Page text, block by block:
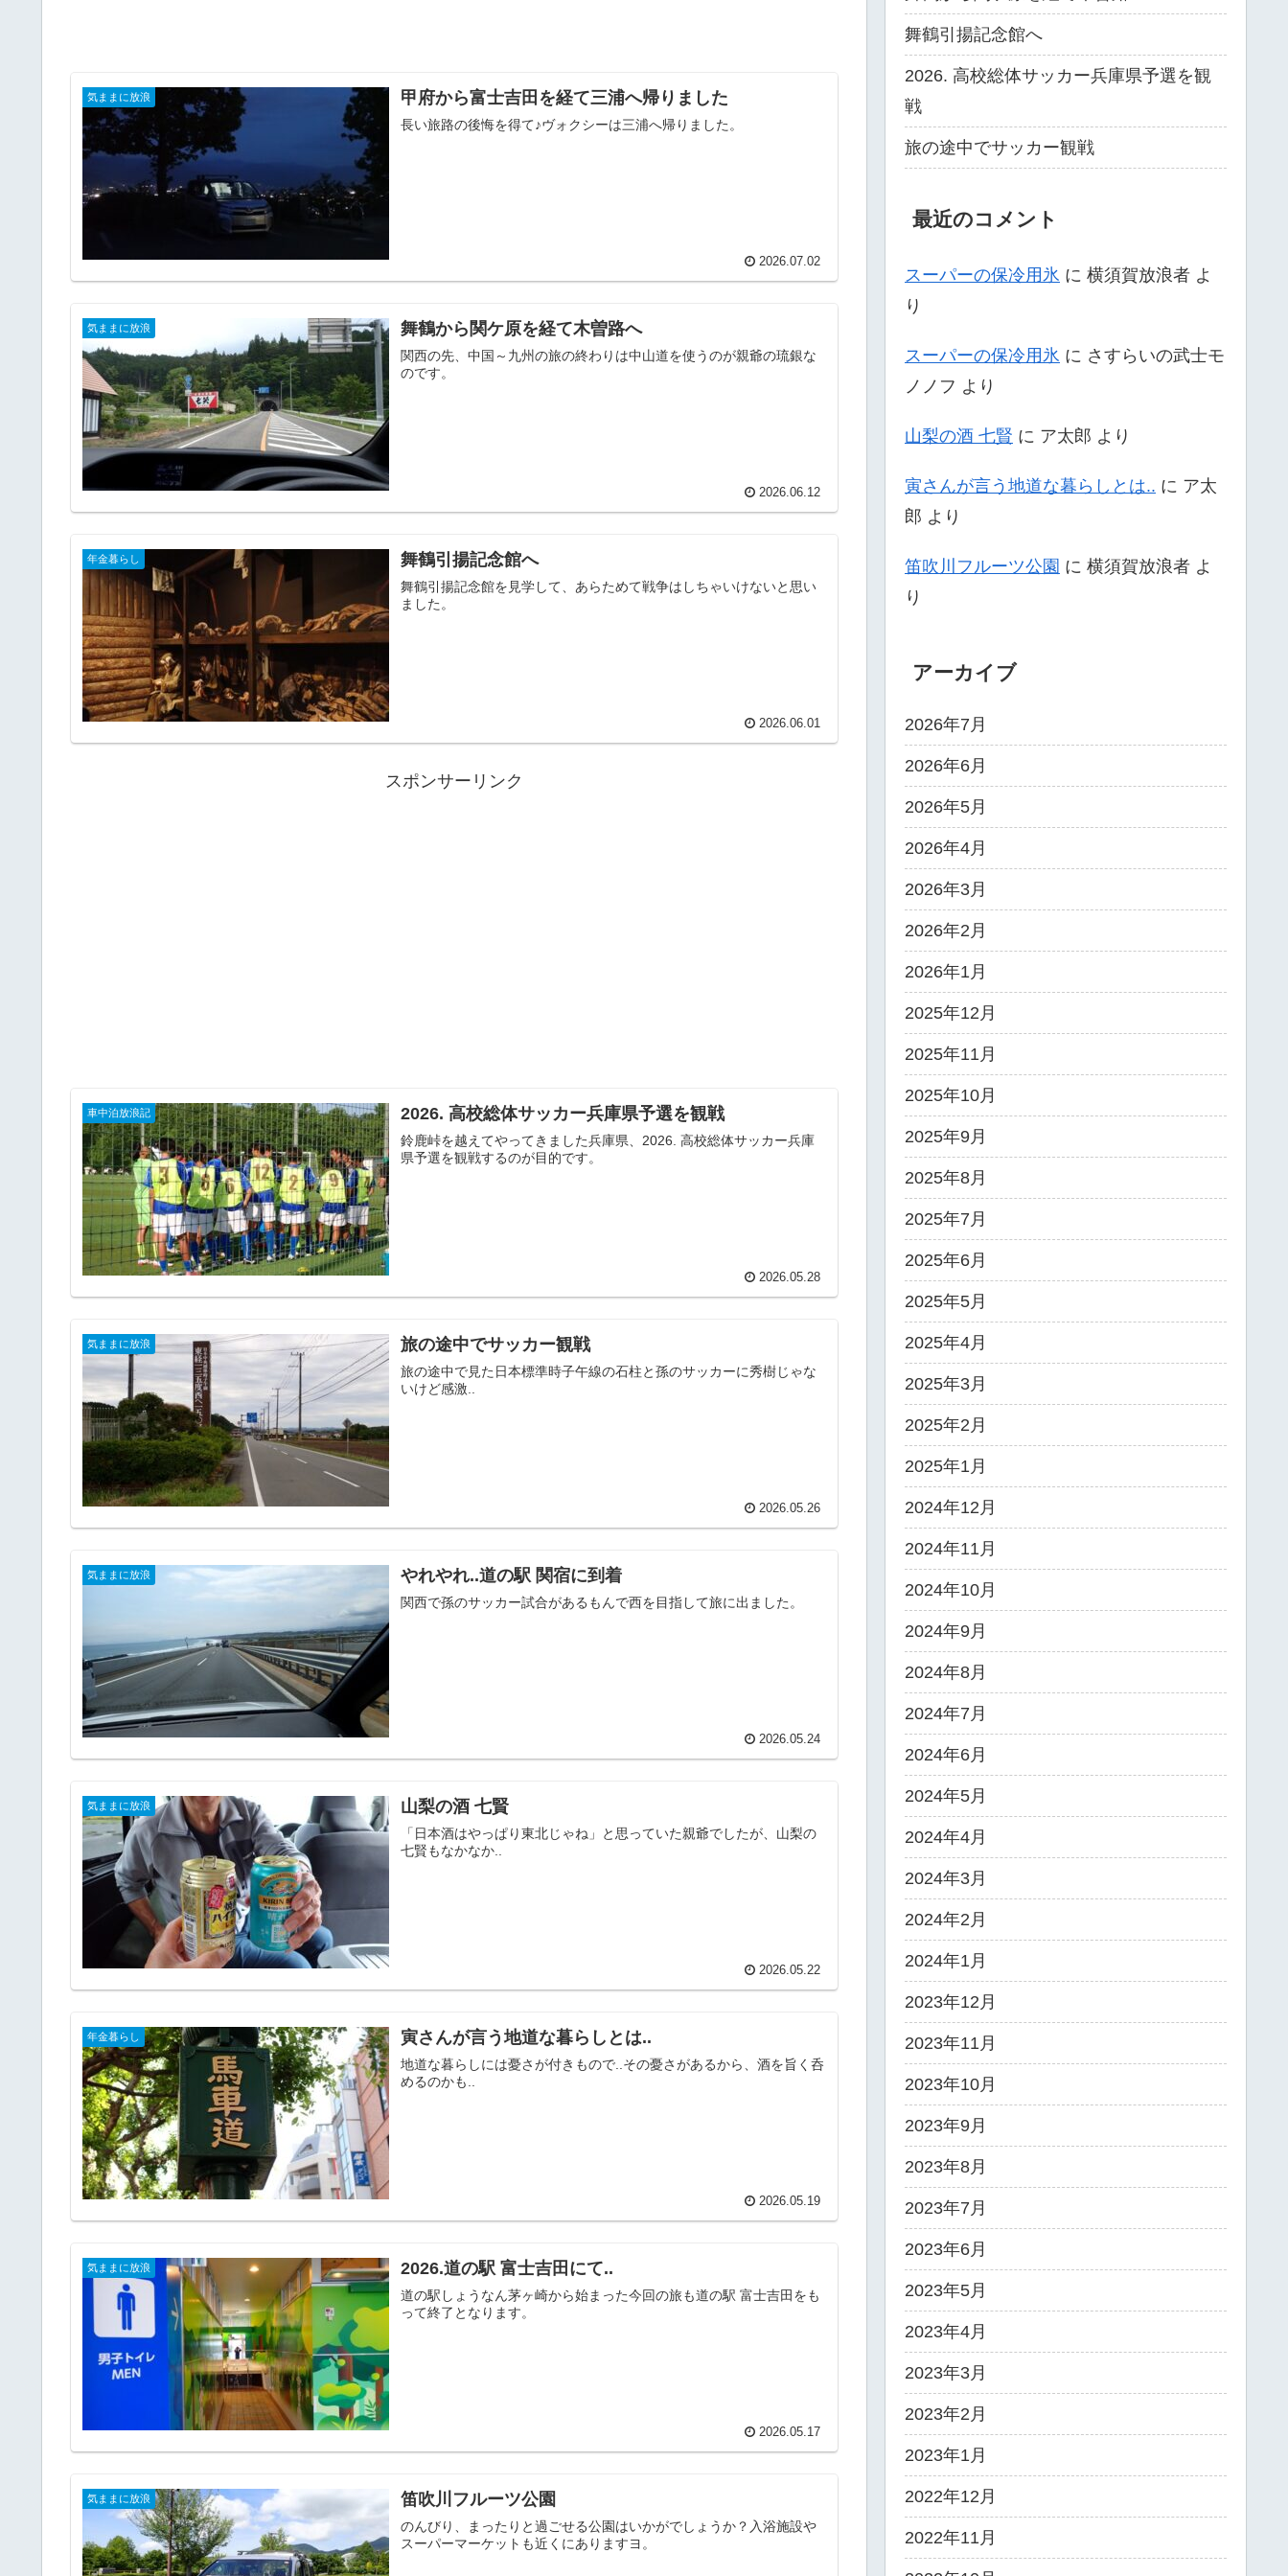
気ままに放浪 甲府から富士吉田を経て三浦へ帰りました
長い旅路の後悔を得て♪ヴォクシーは三浦へ帰りました。
2026.07.02
気ままに放浪 舞鶴から関ケ原を経て木曽路へ
関西の先、中国～九州の旅の終わりは中山道を使うのが親爺の琉銀な
のです。
2026.06.12
年金暮らし 舞鶴引揚記念館へ
舞鶴引揚記念館を見学して、あらためて戦争はしちゃいけないと思い
ました。
2026.06.01
スポンサーリンク
車中泊放浪記 2026. 高校総体サッカー兵庫県予選を観戦
鈴鹿峠を越えてやってきました兵庫県、2026. 高校総体サッカー兵庫
県予選を観戦するのが目的です。
2026.05.28
気ままに放浪 旅の途中でサッカー観戦
旅の途中で見た日本標準時子午線の石柱と孫のサッカーに秀樹じゃな
いけど感激..
2026.05.26
気ままに放浪 やれやれ..道の駅 関宿に到着
関西で孫のサッカー試合があるもんで西を目指して旅に出ました。
2026.05.24
気ままに放浪 山梨の酒 七賢
「日本酒はやっぱり東北じゃね」と思っていた親爺でしたが、山梨の
七賢もなかなか..
2026.05.22
年金暮らし 寅さんが言う地道な暮らしとは..
地道な暮らしには憂さが付きもので..その憂さがあるから、酒を旨く呑
めるのかも..
2026.05.19
気ままに放浪 2026.道の駅 富士吉田にて..
道の駅しょうなん茅ヶ崎から始まった今回の旅も道の駅 富士吉田をも
って終了となります。
2026.05.17
気ままに放浪 笛吹川フルーツ公園
のんびり、まったりと過ごせる公園はいかがでしょうか？入浴施設や
スーパーマーケットも近くにありますヨ。
舞鶴引揚記念館へ
2026. 高校総体サッカー兵庫県予選を観
戦
旅の途中でサッカー観戦
最近のコメント
スーパーの保冷用氷 に 横須賀放浪者 よ
り
スーパーの保冷用氷 に さすらいの武士モ
ノノフ より
山梨の酒 七賢 に ア太郎 より
寅さんが言う地道な暮らしとは.. に ア太
郎 より
笛吹川フルーツ公園 に 横須賀放浪者 よ
り
アーカイブ
2026年7月
2026年6月
2026年5月
2026年4月
2026年3月
2026年2月
2026年1月
2025年12月
2025年11月
2025年10月
2025年9月
2025年8月
2025年7月
2025年6月
2025年5月
2025年4月
2025年3月
2025年2月
2025年1月
2024年12月
2024年11月
2024年10月
2024年9月
2024年8月
2024年7月
2024年6月
2024年5月
2024年4月
2024年3月
2024年2月
2024年1月
2023年12月
2023年11月
2023年10月
2023年9月
2023年8月
2023年7月
2023年6月
2023年5月
2023年4月
2023年3月
2023年2月
2023年1月
2022年12月
2022年11月